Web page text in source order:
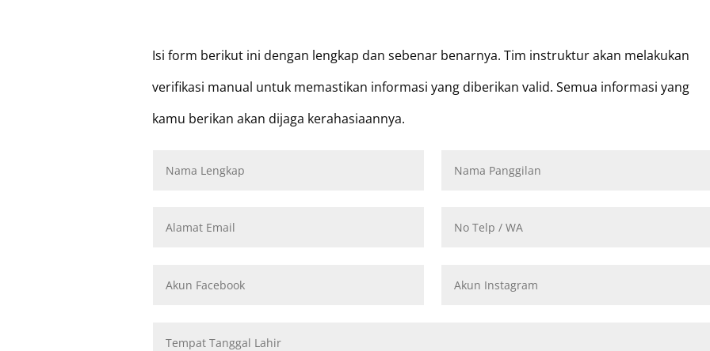
Isi form berikut ini dengan lengkap dan sebenar benarnya. Tim instruktur akan melakukan
verifikasi manual untuk memastikan informasi yang diberikan valid. Semua informasi yang
kamu berikan akan dijaga kerahasiaannya.